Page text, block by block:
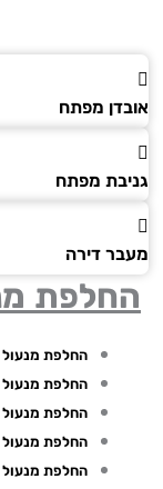
מפתח
מפתח
דירה
החלפת מנעול
החלפת מנעול
החלפת מנעול
החלפת מנעול
החלפת מנעול